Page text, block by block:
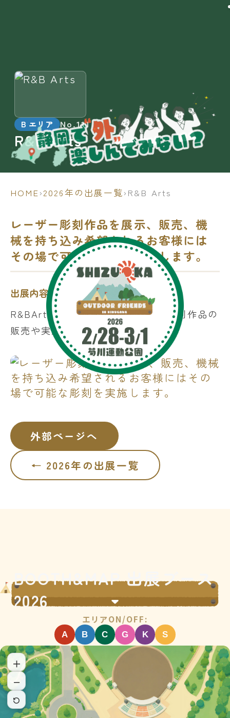
B エリア No.111
R&B Arts
HOME›2026年の出展一覧› R&B Arts
レーザー彫刻作品を展示、販売、機
械を持ち込み希望されるお客様には
その場で可能な彫刻を実施します。
出展内容
R&BArtsでは、レーザーカットや彫刻作品の
販売や実演展示いたします。
外部ページへ
← 2026年の出展一覧
BOOTH&MAP 出展ブース
2026
エリアON/OFF:
A B C G K S
＋
－